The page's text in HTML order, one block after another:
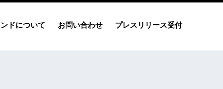
ドについて お問い合わせ プレスリリース受付